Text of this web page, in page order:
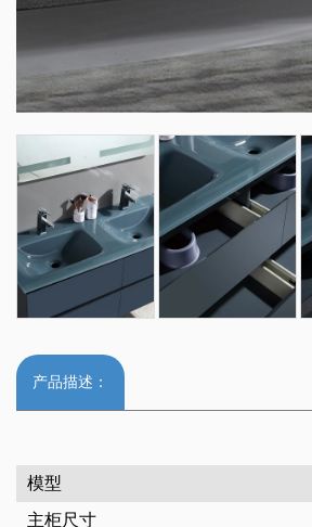
产品描述：
模型
主柜尺寸